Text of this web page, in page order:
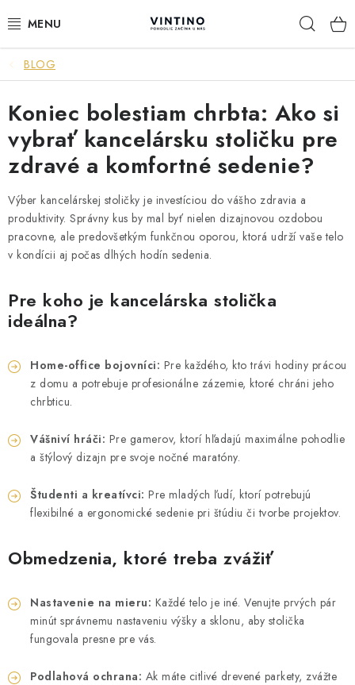
na
NÁBYTOK
VÝPREDAJ
ZÁVESNÉ HOJDACIE KRESLÁ
JEDÁLENSKÉ ZOSTAVY
JEDÁLENSKÉ STOLY
KRESLÁ
ZÁHRADNÝ NÁBYTOK
TV STOLÍKY
MATRACE
NOČNÉ STOLÍKY
SKRIŇA NA TOPANKY
FAQ - NAJČASTEJŠIE OTÁZKY
Všeobecné obchodné podmienky
Kontakty
BLOG
Koniec bolestiam chrbta: Ako si
vybrať kancelársku stoličku pre
zdravé a komfortné sedenie?
Výber kancelárskej stoličky je investíciou do vášho zdravia a
produktivity. Správny kus by mal byť nielen dizajnovou ozdobou
pracovne, ale predovšetkým funkčnou oporou, ktorá udrží vaše telo
v kondícii aj počas dlhých hodín sedenia.
Pre koho je kancelárska stolička
ideálna?
Home-office bojovníci: Pre každého, kto trávi hodiny prácou
z domu a potrebuje profesionálne zázemie, ktoré chráni jeho
chrbticu.
Vášniví hráči: Pre gamerov, ktorí hľadajú maximálne pohodlie
a štýlový dizajn pre svoje nočné maratóny.
Študenti a kreatívci: Pre mladých ľudí, ktorí potrebujú
flexibilné a ergonomické sedenie pri štúdiu či tvorbe projektov.
Obmedzenia, ktoré treba zvážiť
Nastavenie na mieru: Každé telo je iné. Venujte prvých pár
minút správnemu nastaveniu výšky a sklonu, aby stolička
fungovala presne pre vás.
Podlahová ochrana: Ak máte citlivé drevené parkety, zvážte